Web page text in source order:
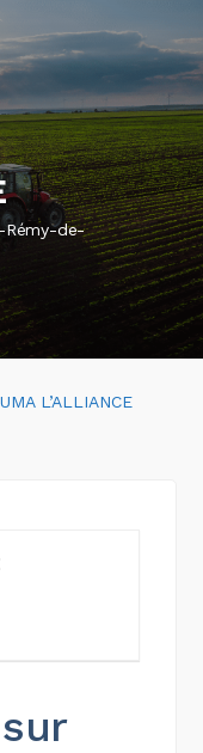
Rémy-de-
L’ALLIANCE